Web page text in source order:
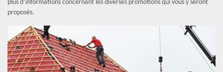
plus d’informations concernant les diverses promotions qui vous y seront
proposés.